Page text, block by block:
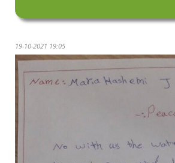
19-10-2021 19:05